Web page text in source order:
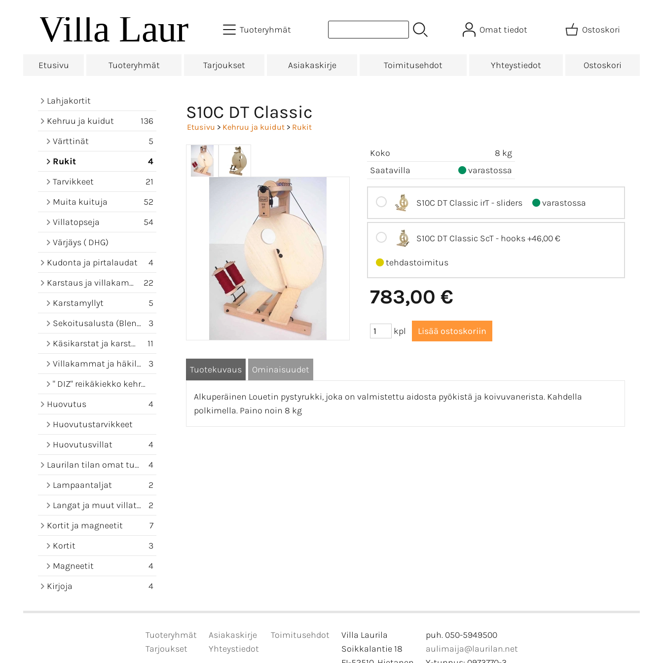
Tuoteryhmät Omat tiedot Ostoskori
Etusivu Tuoteryhmät Tarjoukset Asiakaskirje Toimitusehdot Yhteystiedot Ostoskori
Lahjakortit
Kehruu ja kuidut
136
Värttinät
5
Rukit
4
Tarvikkeet
21
Muita kuituja
52
Villatopseja
54
Värjäys ( DHG)
Kudonta ja pirtalaudat
4
Karstaus ja villakammat
22
Karstamyllyt
5
Sekoitusalusta (Blending board)
3
Käsikarstat ja karstamatot
11
Villakammat ja häkilät
3
" DIZ" reikäkiekko kehruuseen
Huovutus
4
Huovutustarvikkeet
Huovutusvillat
4
Laurilan tilan omat tuotteet
4
Lampaantaljat
2
Langat ja muut villatuotteet
2
Kortit ja magneetit
7
Kortit
3
Magneetit
4
Kirjoja
4
S10C DT Classic
Etusivu > Kehruu ja kuidut > Rukit
Koko
8 kg
Saatavilla
varastossa
S10C DT Classic irT - sliders varastossa
S10C DT Classic ScT - hooks+46,00 €
tehdastoimitus
783,00 €
kpl
Tuotekuvaus Ominaisuudet
Alkuperäinen Louetin pystyrukki, joka on valmistettu aidosta pyökistä ja koivuvanerista. Kahdella
polkimella. Paino noin 8 kg
Tuoteryhmät
Tarjoukset
Asiakaskirje
Yhteystiedot
Toimitusehdot
Villa Laurila
Soikkalantie 18
puh. 050-5949500
aulimaija@laurilan.net